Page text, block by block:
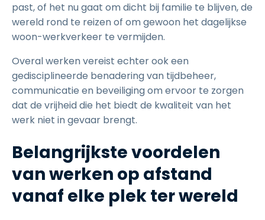
past, of het nu gaat om dicht bij familie te blijven, de
wereld rond te reizen of om gewoon het dagelijkse
woon-werkverkeer te vermijden.
Overal werken vereist echter ook een
gedisciplineerde benadering van tijdbeheer,
communicatie en beveiliging om ervoor te zorgen
dat de vrijheid die het biedt de kwaliteit van het
werk niet in gevaar brengt.
Belangrijkste voordelen
van werken op afstand
vanaf elke plek ter wereld